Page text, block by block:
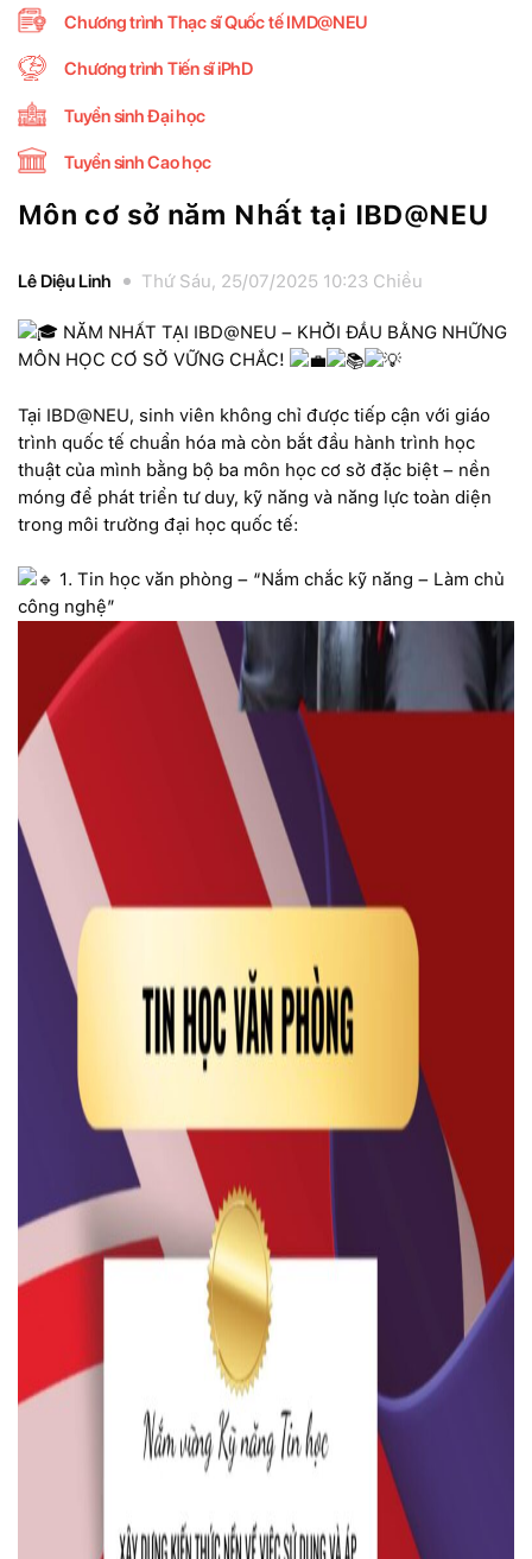
Chương trình Thạc sĩ Quốc tế IMD@NEU
Chương trình Tiến sĩ iPhD
Tuyển sinh Đại học
Tuyển sinh Cao học
Môn cơ sở năm Nhất tại IBD@NEU
Lê Diệu Linh Thứ Sáu, 25/07/2025 10:23 Chiều
NĂM NHẤT TẠI IBD@NEU – KHỞI ĐẦU BẰNG NHỮNG
MÔN HỌC CƠ SỞ VỮNG CHẮC!
Tại IBD@NEU, sinh viên không chỉ được tiếp cận với giáo
trình quốc tế chuẩn hóa mà còn bắt đầu hành trình học
thuật của mình bằng bộ ba môn học cơ sở đặc biệt – nền
móng để phát triển tư duy, kỹ năng và năng lực toàn diện
trong môi trường đại học quốc tế:
1. Tin học văn phòng – “Nắm chắc kỹ năng – Làm chủ
công nghệ”